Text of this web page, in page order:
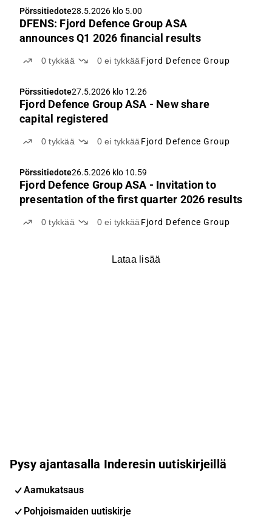
Pörssitiedote28.5.2026 klo 5.00
DFENS: Fjord Defence Group ASA
announces Q1 2026 financial results
0tykkää 0ei tykkää Fjord Defence Group
Pörssitiedote27.5.2026 klo 12.26
Fjord Defence Group ASA - New share
capital registered
0tykkää 0ei tykkää Fjord Defence Group
Pörssitiedote26.5.2026 klo 10.59
Fjord Defence Group ASA - Invitation to
presentation of the first quarter 2026 results
0tykkää 0ei tykkää Fjord Defence Group
Lataa lisää
Pysy ajantasalla Inderesin uutiskirjeillä
Aamukatsaus
Pohjoismaiden uutiskirje